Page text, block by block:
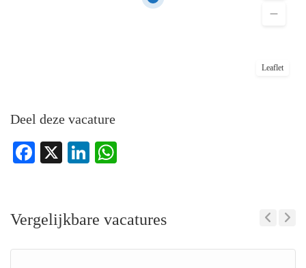
Leaflet
Deel deze vacature
Facebook
X LinkedIn
Vergelijkbare vacatures